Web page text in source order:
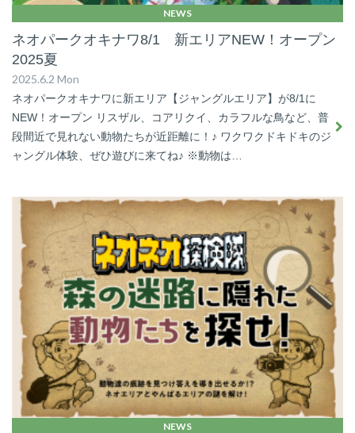
NEWS
ネオパークオキナワ8/1 新エリアNEW！オープン
2025夏
2025.6.2 Mon
ネオパークオキナワに新エリア【ジャングルエリア】が8/1に
NEW！オープン リスザル、コアリクイ、カラフルな鳥など、普
段間近で見れない動物たちが近距離に！♪ ワクワクドキドキのジ
ャングル体験、ぜひ遊びに来てね♪ ※動物は…
NEWS